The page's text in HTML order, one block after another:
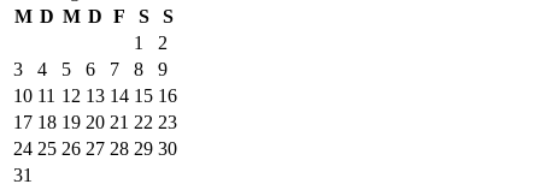
M D M D F S S
1
2
3
4 5 6 7 8
9
10 11 12 13 14 15 16
17 18 19 20 21 22 23
24 25 26 27 28 29 30
31